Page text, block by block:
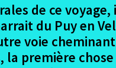
de ce
du Puy en
voie
la première